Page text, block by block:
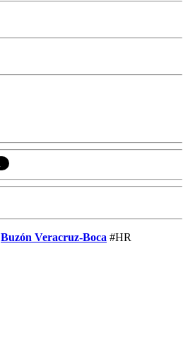
Buzón Veracruz-Boca #HR